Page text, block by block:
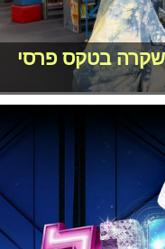
בטקס פרסי